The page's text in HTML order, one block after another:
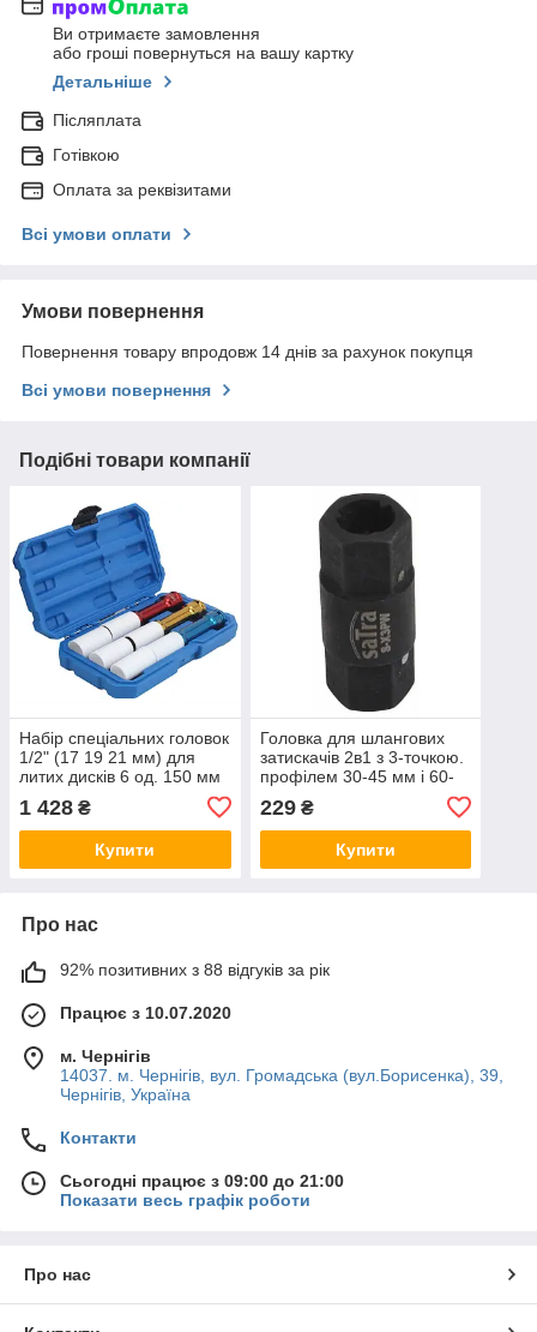
Ви отримаєте замовлення
або гроші повернуться на вашу картку
Детальніше
Післяплата
Готівкою
Оплата за реквізитами
Всі умови оплати
Умови повернення
Повернення товару впродовж 14 днів за рахунок покупця
Всі умови повернення
Подібні товари компанії
Набір спеціальних головок
1/2" (17 19 21 мм) для
литих дисків 6 од. 150 мм
1 428 ₴
Купити
Головка для шлангових
затискачів 2в1 з 3-точкою.
профілем 30-45 мм і 60-
229₴
Купити
Про нас
92% позитивних з 88 відгуків за рік
Працює з 10.07.2020
м. Чернігів
14037. м. Чернігів, вул. Громадська (вул.Борисенка), 39,
Чернігів, Україна
Контакти
Сьогодні працює з 09:00 до 21:00
Показати весь графік роботи
Про нас